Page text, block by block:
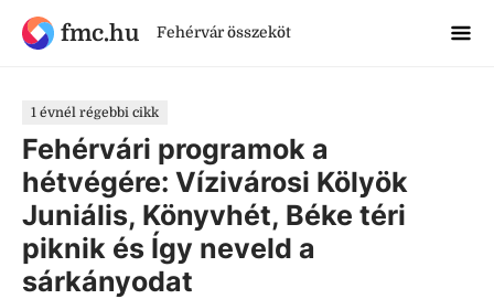
fmc.hu Fehérvár összeköt
1 évnél régebbi cikk
Fehérvári programok a
hétvégére: Vízivárosi Kölyök
Juniális, Könyvhét, Béke téri
piknik és Így neveld a
sárkányodat